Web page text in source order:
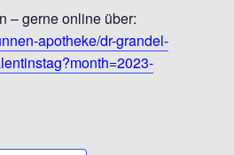
– gerne online über:
apotheke/dr-grandel-